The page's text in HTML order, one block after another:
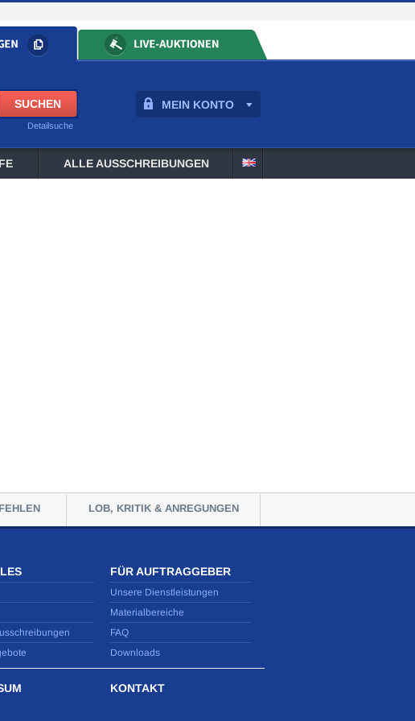
MEIN KONTO
Detailsuche
ALLE AUSSCHREIBUNGEN
LOB, KRITIK & ANREGUNGEN
FÜR AUFTRAGGEBER
Unsere Dienstleistungen
Materialbereiche
FAQ
Downloads
KONTAKT